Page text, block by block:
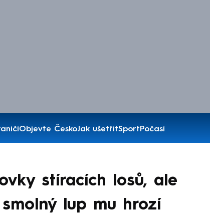
Objevte ČeskoJak ušetřitSportPočasí
stíracích losů, ale
lup mu hrozí